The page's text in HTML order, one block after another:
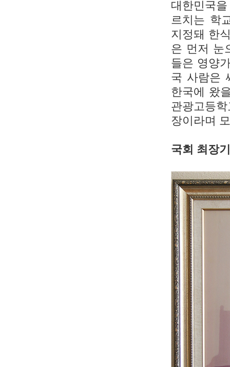
대한민국
르치는 학
지정돼 한
은 먼저 눈
들은 영양
국 사람은
한국에 왔
관광고등
장이라며
국회 최장